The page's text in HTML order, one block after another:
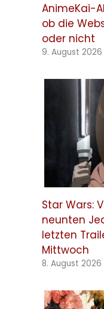
AnimeKai-
ob die
oder nicht
9. August 2026
Star Wars:
neunten
letzten
Mittwoch
8. August 2026